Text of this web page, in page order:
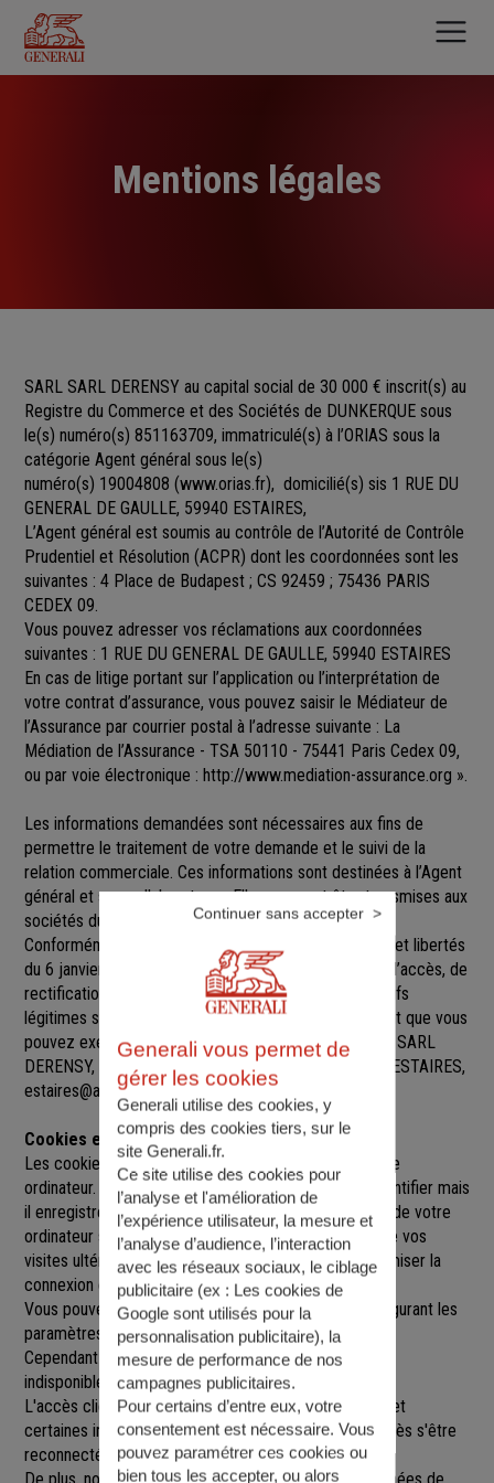
contenu
principal
Mentions légales
SARL SARL DERENSY au capital social de 30 000 € inscrit(s) au
Registre du Commerce et des Sociétés de DUNKERQUE sous
le(s) numéro(s) 851163709, immatriculé(s) à l’ORIAS sous la
catégorie Agent général sous le(s)
numéro(s) 19004808 (www.orias.fr), domicilié(s) sis 1 RUE DU
GENERAL DE GAULLE, 59940 ESTAIRES,
L’Agent général est soumis au contrôle de l’Autorité de Contrôle
Prudentiel et Résolution (ACPR) dont les coordonnées sont les
suivantes : 4 Place de Budapest ; CS 92459 ; 75436 PARIS
CEDEX 09.
Vous pouvez adresser vos réclamations aux coordonnées
suivantes : 1 RUE DU GENERAL DE GAULLE, 59940 ESTAIRES
En cas de litige portant sur l’application ou l’interprétation de
votre contrat d’assurance, vous pouvez saisir le Médiateur de
l’Assurance par courrier postal à l’adresse suivante : La
Médiation de l’Assurance - TSA 50110 - 75441 Paris Cedex 09,
ou par voie électronique : http://www.mediation-assurance.org ».
Les informations demandées sont nécessaires aux fins de
permettre le traitement de votre demande et le suivi de la
relation commerciale. Ces informations sont destinées à l’Agent
général et ses collaborateurs. Elles pourront être transmises aux
sociétés du groupe GENERALI.
Conformément aux dispositions de la loi Informatique et libertés
du 6 janvier 1978 modifiée, vous disposez d’un droit d’accès, de
rectification, de suppression et d’opposition pour motifs
légitimes sur l’ensemble des données vous concernant que vous
pouvez exercer sur simple demande auprès de SARL SARL
DERENSY, à 1 RUE DU GENERAL DE GAULLE, 59940 ESTAIRES,
estaires@agence.generali.fr.
Cookies et sessions
Les cookies sont de petits fichiers implantés sur votre
ordinateur. Un cookie ne nous permet pas de vous identifier mais
il enregistre des informations relatives à la navigation de votre
ordinateur sur notre site que nous pourrons lire lors de vos
visites ultérieures afin de faciliter la navigation, d'optimiser la
connexion et de personnaliser l'utilisation du site.
Vous pouvez refuser l'utilisation des cookies en configurant les
paramètres de votre navigateur Internet.
Cependant le fait de refuser les cookies peut rendre
indisponibles toutes ou certaines parties du site.
L'accès client est construit avec un délai de session, et
certaines informations ne seront remises à jour qu'après s'être
reconnecté sur le site.
Generali vous permet de
gérer les cookies
Generali utilise des cookies, y
compris des cookies tiers, sur le
site Generali.fr.
Ce site utilise des cookies pour
l’analyse et l'amélioration de
l’expérience utilisateur, la mesure et
l’analyse d’audience, l’interaction
avec les réseaux sociaux, le ciblage
publicitaire (ex : Les cookies de
Google sont utilisés pour la
personnalisation publicitaire), la
mesure de performance de nos
campagnes publicitaires.
Pour certains d’entre eux, votre
consentement est nécessaire. Vous
pouvez paramétrer ces cookies ou
bien tous les accepter, ou alors
Continuer sans accepter